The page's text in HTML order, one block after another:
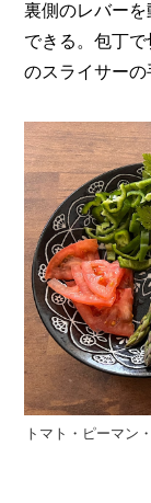
裏側のレバー
できる。包丁
のスライサーの
トマト・ピーマン